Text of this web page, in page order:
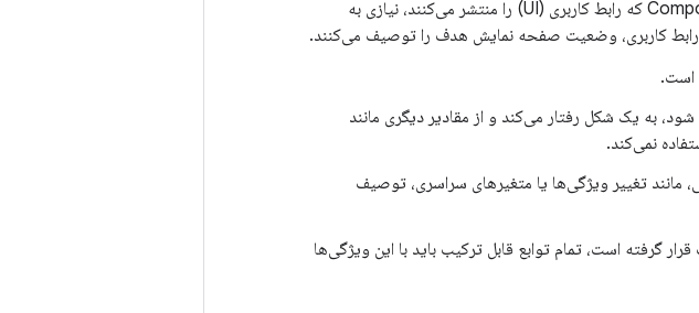
تابع چیزی را برنمی‌گرداند. توابع Compose که رابط کاربری (UI) را منتشر می‌کنند، نیازی به
رابط کاربری، وضعیت صفحه نمایش هدف را توصیف می‌کنند.
است.
شود، به یک شکل رفتار می‌کند و از مقادیر دیگری مانند
نمی‌کند.
مانند تغییر ویژگی‌ها یا متغیرهای سراسری، توصیف
گرفته است، تمام توابع قابل ترکیب باید با این ویژگی‌ها